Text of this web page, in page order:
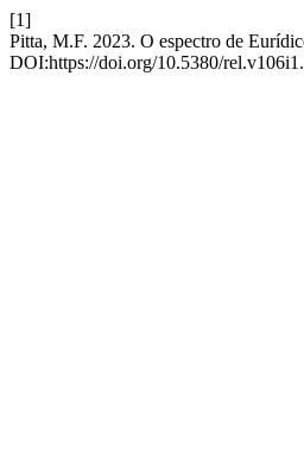
[1]
Pitta, M.F. 2023. O espectro de
DOI:https://doi.org/10.5380/